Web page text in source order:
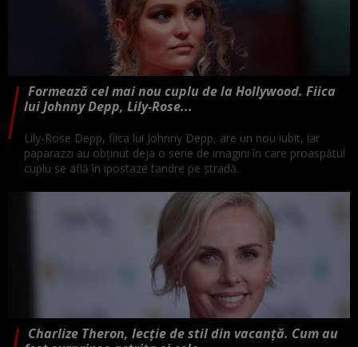
Formează cel mai nou cuplu de la Hollywood. Fiica
lui Johnny Depp, Lily-Rose...
Lily-Rose Depp, fiica lui Johnny Depp, are un nou iubit, iar
paparazzi au obținut deja o serie de imagini în care proaspătul
cuplu se află în ipostaze tandre pe stradă.
Charlize Theron, lecție de stil din vacanță. Cum au